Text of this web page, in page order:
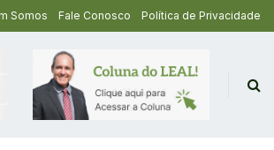
Somos Fale Conosco Política de Privacidade